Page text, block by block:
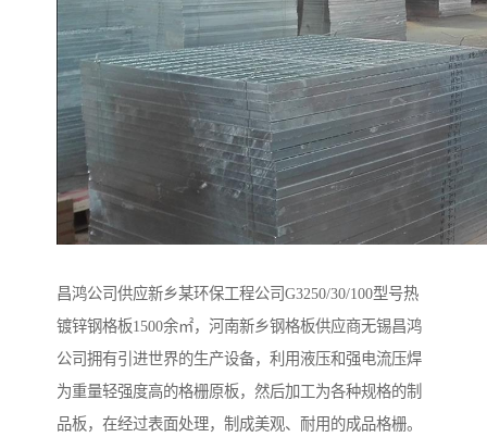
昌鸿公司供应新乡某环保工程公司G3250/30/100型号热
镀锌钢格板1500余㎡，河南新乡钢格板供应商无锡昌鸿
公司拥有引进世界的生产设备，利用液压和强电流压焊
为重量轻强度高的格栅原板，然后加工为各种规格的制
品板，在经过表面处理，制成美观、耐用的成品格栅。